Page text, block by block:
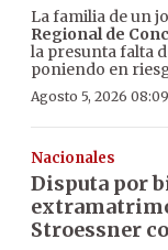
La familia de un
Regional de
la presunta falta
poniendo en
Agosto 5, 2026
Nacionales
Disputa por
Stroessner